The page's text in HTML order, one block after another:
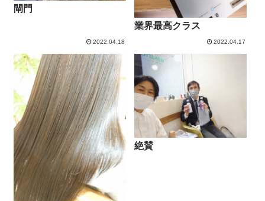
閘門
2022.04.18
業界最高クラス
2022.04.17
絶賛